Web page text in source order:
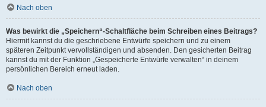
Nach oben
Was bewirkt die „Speichern“-Schaltfläche beim Schreiben eines Beitrags?
Hiermit kannst du die geschriebene Entwürfe speichern und zu einem
späteren Zeitpunkt vervollständigen und absenden. Den gesicherten Beitrag
kannst du mit der Funktion „Gespeicherte Entwürfe verwalten“ in deinem
persönlichen Bereich erneut laden.
Nach oben